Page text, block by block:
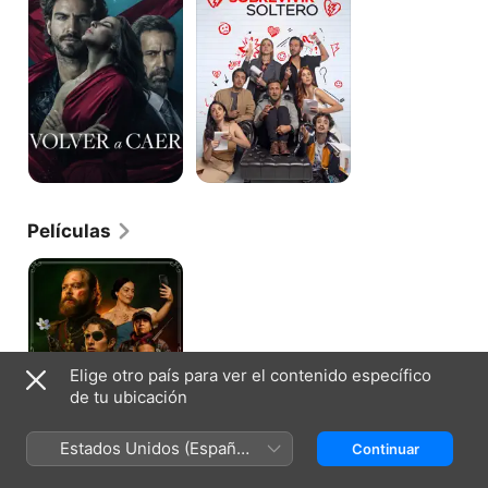
Películas
Una
película
amor
guerra
Elige otro país para ver el contenido específico
de tu ubicación
Estados Unidos (Español
México)
Continuar